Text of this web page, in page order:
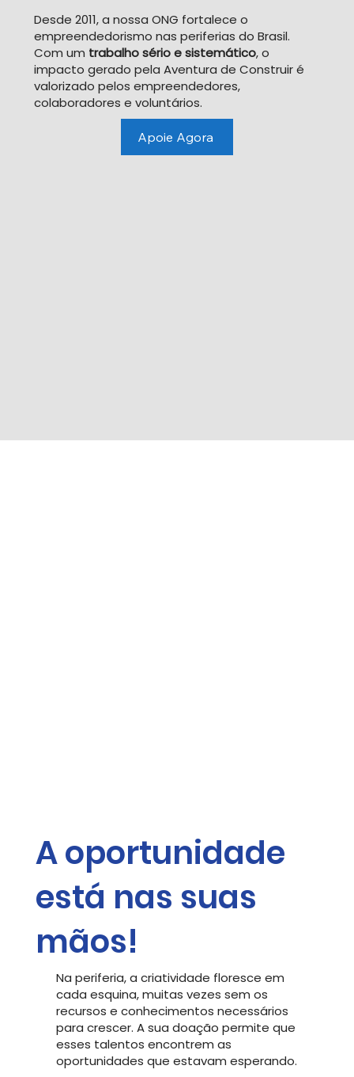
A oportunidade
está nas suas
mãos!
Na periferia, a criatividade floresce em
cada esquina, muitas vezes sem os
recursos e conhecimentos necessários
para crescer. A sua doação permite que
esses talentos encontrem as
oportunidades que estavam esperando.
Desde 2011, a nossa ONG fortalece o
empreendedorismo nas periferias do Brasil.
Com um trabalho sério e sistemático, o
impacto gerado pela Aventura de Construir é
valorizado pelos empreendedores,
colaboradores e voluntários.
Apoie Agora